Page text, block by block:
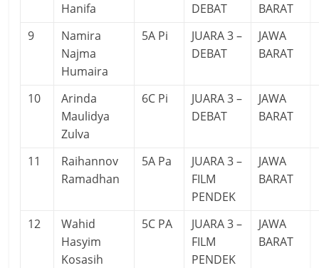
Hanifa
DEBAT
BARAT
9
Namira
Najma
Humaira
5A Pi
JUARA 3 –
DEBAT
JAWA
BARAT
10
Arinda
Maulidya
Zulva
6C Pi
JUARA 3 –
DEBAT
JAWA
BARAT
11
Raihannov
Ramadhan
5A Pa
JUARA 3 –
FILM
PENDEK
JAWA
BARAT
12
Wahid
Hasyim
Kosasih
5C PA
JUARA 3 –
FILM
PENDEK
JAWA
BARAT